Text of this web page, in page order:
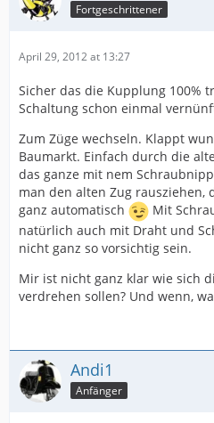
Fortgeschrittener
April 29, 2012 at 13:27
Sicher das die Kupplung 100%
Schaltung schon einmal
Zum Züge wechseln. Klappt
Baumarkt. Einfach durch die
das ganze mit nem
man den alten Zug rausziehen,
ganz automatisch
Mit
natürlich auch mit Draht und
nicht ganz so vorsichtig sein.
Mir ist nicht ganz klar wie sich
verdrehen sollen? Und wenn,
Andi1
Anfänger